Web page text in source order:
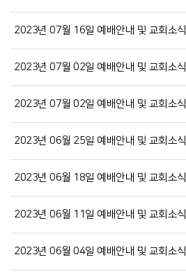
2023년 07월 16일 예배안내 및 교회소식
2023년 07월 02일 예배안내 및 교회소식
2023년 07월 02일 예배안내 및 교회소식
2023년 06월 25일 예배안내 및 교회소식
2023년 06월 18일 예배안내 및 교회소식
2023년 06월 11일 예배안내 및 교회소식
2023년 06월 04일 예배안내 및 교회소식